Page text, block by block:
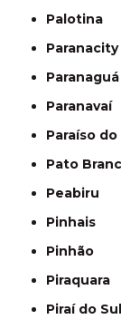
Palotina
Paranacity
Paranaguá
Paranavaí
Paraíso
Pato
Peabiru
Pinhais
Pinhão
Piraquara
Piraí do Sul